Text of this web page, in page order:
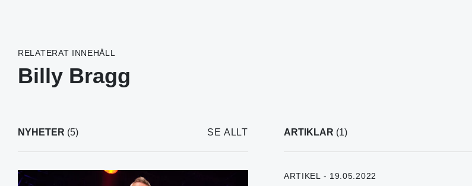
RELATERAT INNEHÅLL
Billy Bragg
NYHETER (5) SE ALLT ARTIKLAR (1)
ARTIKEL - 19.05.2022